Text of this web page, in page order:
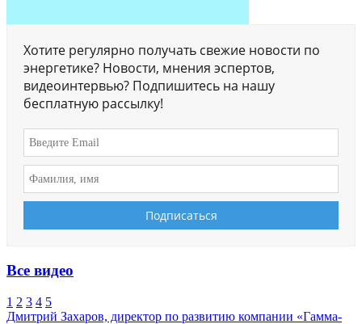
Хотите регулярно получать свежие новости по
энергетике? Новости, мнения эспертов,
видеоинтервью? Подпишитесь на нашу
бесплатную рассылку!
Все видео
1 2 3 4 5
Дмитрий Захаров, директор по развитию компании «Гамма-